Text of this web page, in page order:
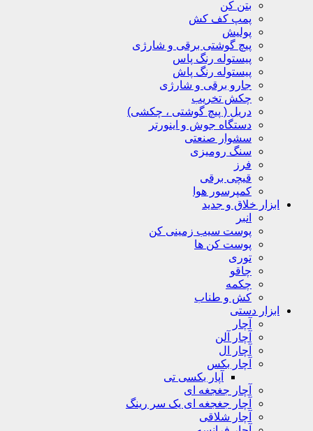
بتن کن
پمپ کف کش
پولیش
پیچ گوشتی برقی و شارژی
پیستوله رنگ پاس
پیستوله رنگ پاش
جارو برقی و شارژی
چکش تخریب
دریل ( پیچ گوشتی ، چکشی)
دستگاه جوش و اینورتر
سشوار صنعتی
سنگ رومیزی
فرز
قیچی برقی
کمپرسور هوا
ابزار خلاق و جدید
انبر
پوست سیب زمینی کن
پوست کن ها
توری
چاقو
چکمه
کش و طناب
ابزار دستی
آچار
آچار آلن
آچار ال
آچار بکس
آپار بکسی تی
آچار جغجغه ای
آچار جغجغه ای یک سر رینگ
آچار شلاقی